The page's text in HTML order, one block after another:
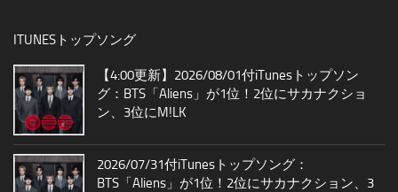
ITUNESトップソング
【4:00更新】2026/08/01付iTunesトップソン
グ：BTS「Aliens」が1位！2位にサカナクショ
ン、3位にM!LK
2026/07/31付iTunesトップソング：
BTS「Aliens」が1位！2位にサカナクション、3